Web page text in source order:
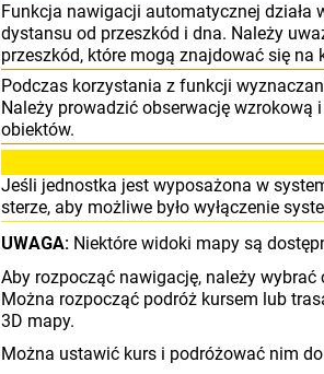
Funkcja nawigacji automatycznej
dystansu od przeszkód i dna. Należy
przeszkód, które mogą znajdować się na
Podczas korzystania z funkcji
Należy prowadzić obserwację wzrokową
obiektów.
Jeśli jednostka jest wyposażona w
sterze, aby możliwe było wyłączenie
UWAGA: Niektóre widoki mapy są
Aby rozpocząć nawigację, należy
Można rozpocząć podróż kursem lub
3D mapy.
Można ustawić kurs i podróżować nim